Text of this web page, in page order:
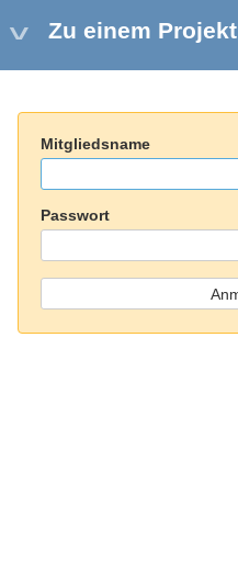
Zu einem
Mitgliedsname
Passwort